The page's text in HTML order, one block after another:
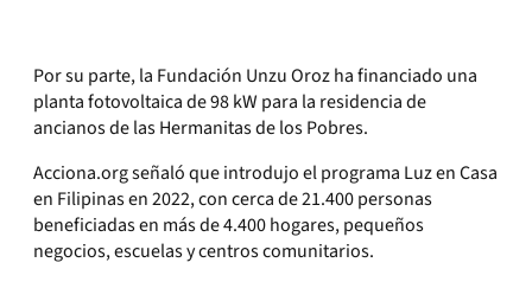
Por su parte, la Fundación Unzu Oroz ha financiado una
planta fotovoltaica de 98 kW para la residencia de
ancianos de las Hermanitas de los Pobres.
Acciona.org señaló que introdujo el programa Luz en Casa
en Filipinas en 2022, con cerca de 21.400 personas
beneficiadas en más de 4.400 hogares, pequeños
negocios, escuelas y centros comunitarios.